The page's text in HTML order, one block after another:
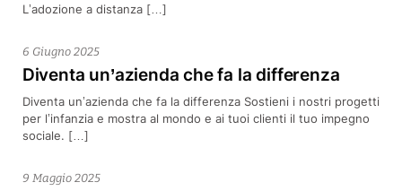
L’adozione a distanza […]
Diventa un’azienda che fa la differenza
6 Giugno 2025
Diventa un’azienda che fa la differenza Sostieni i nostri progetti
per l’infanzia e mostra al mondo e ai tuoi clienti il tuo impegno
sociale. […]
9 Maggio 2025